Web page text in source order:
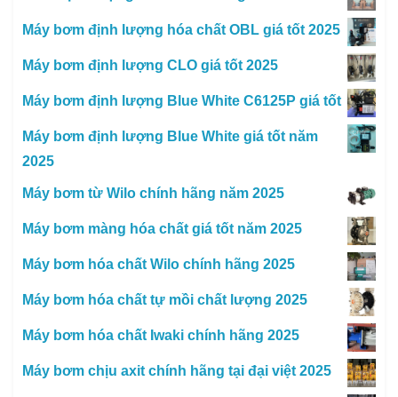
Máy bơm định lượng hóa chất OBL giá tốt 2025
Máy bơm định lượng CLO giá tốt 2025
Máy bơm định lượng Blue White C6125P giá tốt
Máy bơm định lượng Blue White giá tốt năm
2025
Máy bơm từ Wilo chính hãng năm 2025
Máy bơm màng hóa chất giá tốt năm 2025
Máy bơm hóa chất Wilo chính hãng 2025
Máy bơm hóa chất tự mồi chất lượng 2025
Máy bơm hóa chất Iwaki chính hãng 2025
Máy bơm chịu axit chính hãng tại đại việt 2025